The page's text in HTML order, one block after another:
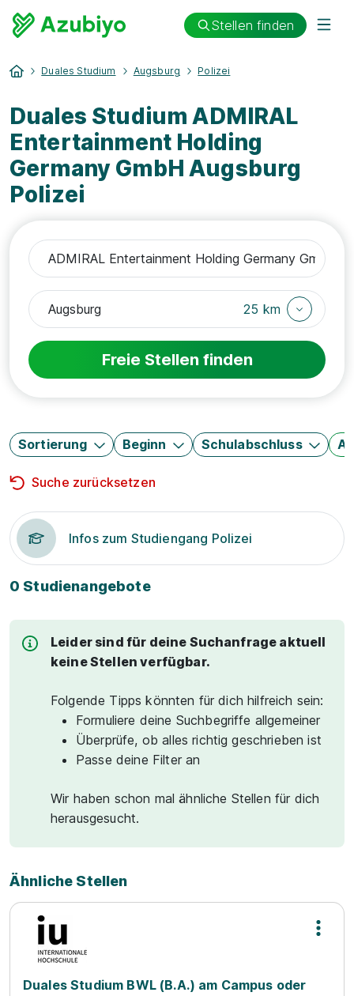
Stellen finden
Duales Studium Augsburg Polizei
Duales Studium ADMIRAL
Entertainment Holding
Germany GmbH Augsburg
Polizei
25 km
Freie Stellen finden
Sortierung Beginn Schulabschluss
Suche zurücksetzen
Infos zum Studiengang Polizei
0 Studienangebote
Leider sind für deine Suchanfrage aktuell
keine Stellen verfügbar.
Folgende Tipps könnten für dich hilfreich sein:
Formuliere deine Suchbegriffe allgemeiner
Überprüfe, ob alles richtig geschrieben ist
Passe deine Filter an
Wir haben schon mal ähnliche Stellen für dich
herausgesucht.
Ähnliche Stellen
Duales Studium BWL (B.A.) am Campus oder